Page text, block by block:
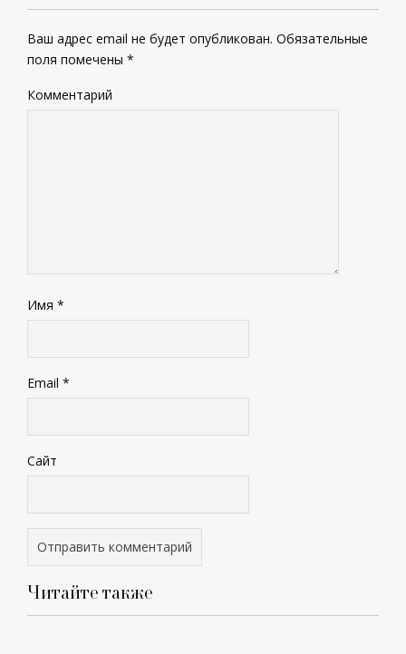
Ваш адрес email не будет опубликован. Обязательные
поля помечены *
Комментарий
Имя *
Email *
Сайт
Читайте также